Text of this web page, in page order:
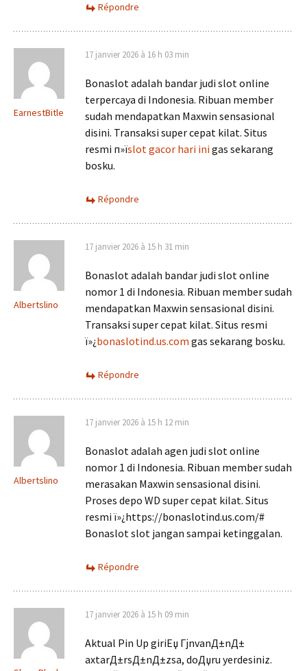
Répondre
EarnestBitle
17 janvier 2026 à 16 h 03 min
Bonaslot adalah bandar judi slot online
terpercaya di Indonesia. Ribuan member
sudah mendapatkan Maxwin sensasional
disini. Transaksi super cepat kilat. Situs
resmi п»їslot gacor hari inigas sekarang
bosku.
Répondre
Albertslino
17 janvier 2026 à 15 h 31 min
Bonaslot adalah bandar judi slot online
nomor 1 di Indonesia. Ribuan member sudah
mendapatkan Maxwin sensasional disini.
Transaksi super cepat kilat. Situs resmi
ï»¿bonaslotind.us.com gas sekarang bosku.
Répondre
Albertslino
17 janvier 2026 à 15 h 12 min
Bonaslot adalah agen judi slot online
nomor 1 di Indonesia. Ribuan member sudah
merasakan Maxwin sensasional disini.
Proses depo WD super cepat kilat. Situs
resmi ï»¿https://bonaslotind.us.com/#
Bonaslot slot jangan sampai ketinggalan.
Répondre
17 janvier 2026 à 15 h 09 min
Aktual Pin Up giriЕџ ГјnvanД±nД±
axtarД±rsД±nД±zsa, doДџru yerdesiniz.